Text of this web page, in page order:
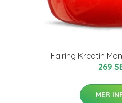
Fairing Kreatin
269
MER